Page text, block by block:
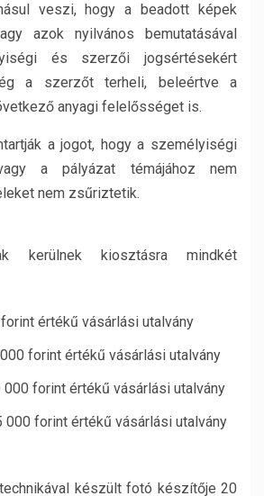
veszi, hogy a beadott képek
azok nyilvános bemutatásával
és szerzői jogsértésekért
a szerzőt terheli, beleértve a
anyagi felelősséget is.
a jogot, hogy a személyiségi
a pályázat témájához nem
nem zsűriztetik.
kerülnek kiosztásra mindkét
értékű vásárlási utalvány
forint értékű vásárlási utalvány
000 forint értékű vásárlási utalvány
000 forint értékű vásárlási utalvány
készült fotó készítője 20